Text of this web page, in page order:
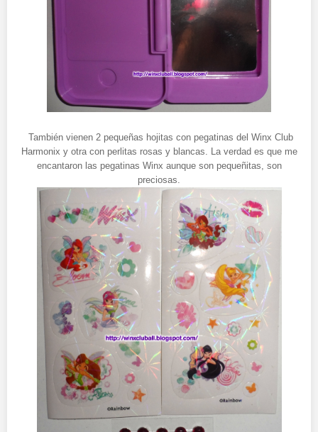
También vienen 2 pequeñas hojitas con pegatinas del Winx Club
Harmonix y otra con perlitas rosas y blancas. La verdad es que me
encantaron las pegatinas Winx aunque son pequeñitas, son
preciosas.